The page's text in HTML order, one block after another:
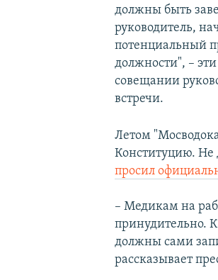
должны быть
руководитель,
потенциальный
должности", –
совещании
встречи.
Летом
Конституцию. Не
просил
– Медикам на
принудительно.
должны сами
рассказывает